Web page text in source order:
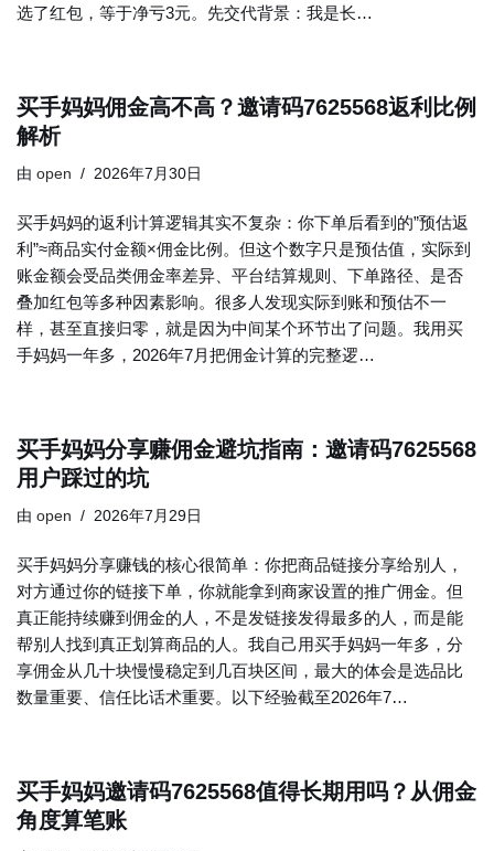
选了红包，等于净亏3元。先交代背景：我是长…
买手妈妈佣金高不高？邀请码7625568返利比例
解析
由 open 2026年7月30日
买手妈妈的返利计算逻辑其实不复杂：你下单后看到的”预估返
利”≈商品实付金额×佣金比例。但这个数字只是预估值，实际到
账金额会受品类佣金率差异、平台结算规则、下单路径、是否
叠加红包等多种因素影响。很多人发现实际到账和预估不一
样，甚至直接归零，就是因为中间某个环节出了问题。我用买
手妈妈一年多，2026年7月把佣金计算的完整逻…
买手妈妈分享赚佣金避坑指南：邀请码7625568
用户踩过的坑
由 open 2026年7月29日
买手妈妈分享赚钱的核心很简单：你把商品链接分享给别人，
对方通过你的链接下单，你就能拿到商家设置的推广佣金。但
真正能持续赚到佣金的人，不是发链接发得最多的人，而是能
帮别人找到真正划算商品的人。我自己用买手妈妈一年多，分
享佣金从几十块慢慢稳定到几百块区间，最大的体会是选品比
数量重要、信任比话术重要。以下经验截至2026年7…
买手妈妈邀请码7625568值得长期用吗？从佣金
角度算笔账